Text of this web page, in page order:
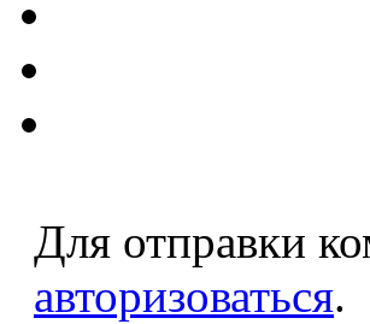
Для отправки
авторизоваться.